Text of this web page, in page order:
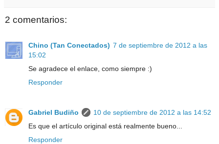
2 comentarios:
Chino (Tan Conectados) 7 de septiembre de 2012 a las
15:02
Se agradece el enlace, como siempre :)
Responder
Gabriel Budiño
10 de septiembre de 2012 a las 14:52
Es que el artículo original está realmente bueno...
Responder